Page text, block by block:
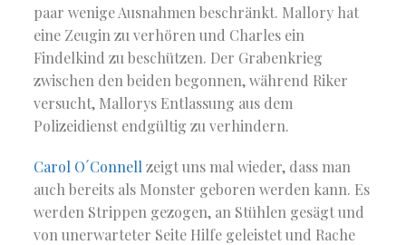
paar wenige Ausnahmen beschränkt. Mallory hat
eine Zeugin zu verhören und Charles ein
Findelkind zu beschützen. Der Grabenkrieg
zwischen den beiden begonnen, während Riker
versucht, Mallorys Entlassung aus dem
Polizeidienst endgültig zu verhindern.
Carol O´Connellzeigt uns mal wieder, dass man
auch bereits als Monster geboren werden kann. Es
werden Strippen gezogen, an Stühlen gesägt und
von unerwarteter Seite Hilfe geleistet und Rache